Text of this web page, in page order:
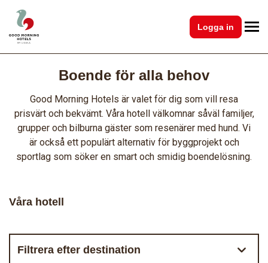
Logga in
Boende för alla behov
Good Morning Hotels är valet för dig som vill resa
prisvärt och bekvämt. Våra hotell välkomnar såväl familjer,
grupper och bilburna gäster som resenärer med hund. Vi
är också ett populärt alternativ för byggprojekt och
sportlag som söker en smart och smidig boendelösning.
Våra hotell
Filtrera efter destination